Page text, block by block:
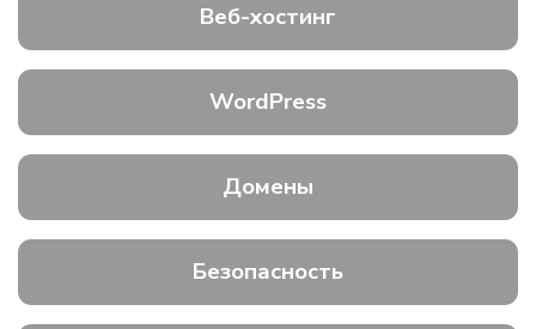
Веб-хостинг
WordPress
Домены
Безопасность